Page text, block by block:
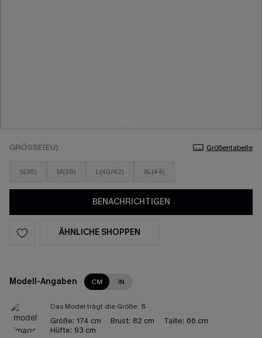
GRÖSSE(EU) Größentabelle
S(36) M(38) L(40/42) XL(44)
BENACHRICHTIGEN
ÄHNLICHE SHOPPEN
Modell-Angaben CM IN
Das Model trägt die Größe: S
Größe: 174 cm Brust: 82 cm Taille: 66 cm
Hüfte: 93 cm